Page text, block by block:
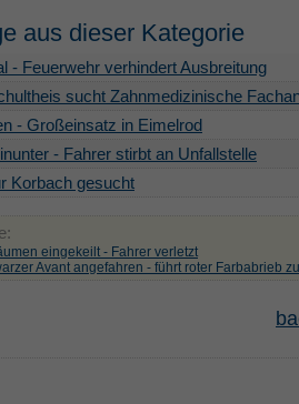
aus dieser Kategorie
- Feuerwehr verhindert Ausbreitung
sucht Zahnmedizinische
- Großeinsatz in Eimelrod
- Fahrer stirbt an Unfallstelle
Korbach gesucht
eingekeilt - Fahrer verletzt
Avant angefahren - führt roter Farbabrieb